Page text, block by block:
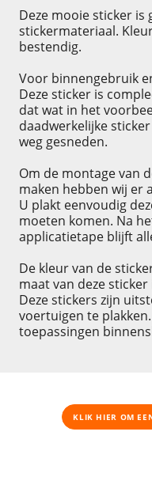
Deze mooie sticker is
stickermateriaal.
bestendig.
Voor binnengebruik
Deze sticker is
dat wat in het
daadwerkelijke
weg gesneden.
Om de montage van
maken hebben wij er
U plakt eenvoudig
moeten komen. Na
applicatietape blijft
De kleur van de
maat van deze
Deze stickers zijn
voertuigen te
toepassingen
KLIK HIER OM